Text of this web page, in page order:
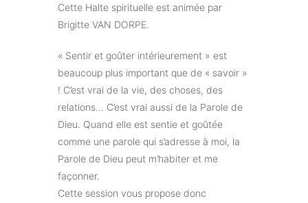
Cette Halte spirituelle est animée par
Brigitte VAN DORPE.
« Sentir et goûter intérieurement » est
beaucoup plus important que de « savoir »
! C’est vrai de la vie, des choses, des
relations… C’est vrai aussi de la Parole de
Dieu. Quand elle est sentie et goûtée
comme une parole qui s’adresse à moi, la
Parole de Dieu peut m’habiter et me
façonner.
Cette session vous propose donc